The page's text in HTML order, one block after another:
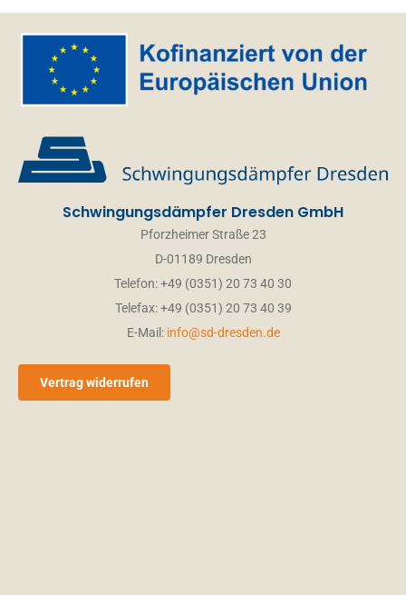
Schwingungsdämpfer Dresden GmbH
Pforzheimer Straße 23
D-01189 Dresden
Telefon: +49 (0351) 20 73 40 30
Telefax: +49 (0351) 20 73 40 39
E-Mail: info@sd-dresden.de
Vertrag widerrufen